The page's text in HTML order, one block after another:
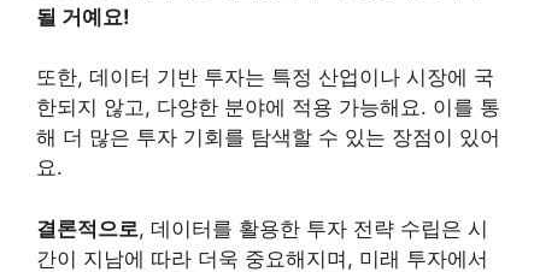
될 거예요!
또한, 데이터 기반 투자는 특정 산업이나 시장에 국
한되지 않고, 다양한 분야에 적용 가능해요. 이를 통
해 더 많은 투자 기회를 탐색할 수 있는 장점이 있어
요.
결론적으로, 데이터를 활용한 투자 전략 수립은 시
간이 지남에 따라 더욱 중요해지며, 미래 투자에서